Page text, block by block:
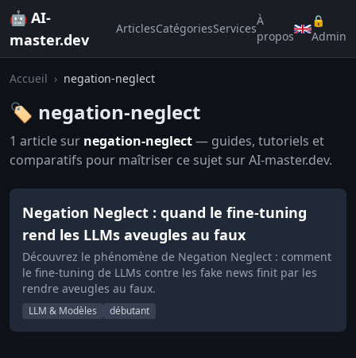
🤖 AI-
master.dev
ArticlesCatégoriesServices
À
propos
🔒
Admin
Accueil › negation-neglect
🏷️ negation-neglect
1 article sur negation-neglect— guides, tutoriels et
comparatifs pour maîtriser ce sujet sur AI-master.dev.
Negation Neglect : quand le fine-tuning
rend les LLMs aveugles au faux
Découvrez le phénomène de Negation Neglect : comment
le fine-tuning de LLMs contre les fake news finit par les
rendre aveugles au faux.
LLM & Modèles débutant